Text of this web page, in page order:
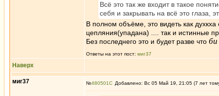
Всё это так же входит в такое
себя и закрывать на всё это глаза,
В полном объёме, это видеть как духкха
цепляния(упадана) .... так и истинные
Без последнего это и будет разве что би
Ответы на этот пост: миг37
Наверх
миг37 №480501 Добавлено: Вс 05 Май 19, 21:05 (7 лет